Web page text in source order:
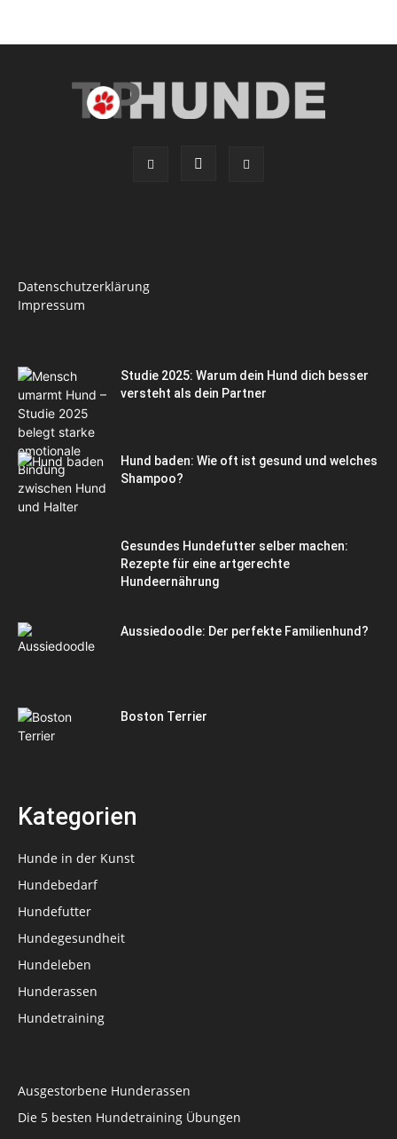
Datenschutzerklärung
Impressum
Studie 2025: Warum dein Hund dich besser
versteht als dein Partner
Hund baden: Wie oft ist gesund und welches
Shampoo?
Gesundes Hundefutter selber machen:
Rezepte für eine artgerechte
Hundeernährung
Aussiedoodle: Der perfekte Familienhund?
Boston Terrier
Kategorien
Hunde in der Kunst
Hundebedarf
Hundefutter
Hundegesundheit
Hundeleben
Hunderassen
Hundetraining
Ausgestorbene Hunderassen
Die 5 besten Hundetraining Übungen